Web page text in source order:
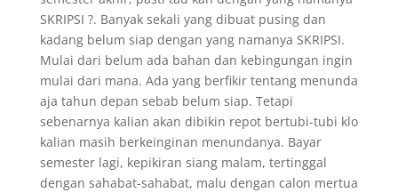
SKRIPSI ?. Banyak sekali yang dibuat pusing dan
kadang belum siap dengan yang namanya SKRIPSI.
Mulai dari belum ada bahan dan kebingungan ingin
mulai dari mana. Ada yang berfikir tentang menunda
aja tahun depan sebab belum siap. Tetapi
sebenarnya kalian akan dibikin repot bertubi-tubi klo
kalian masih berkeinginan menundanya. Bayar
semester lagi, kepikiran siang malam, tertinggal
dengan sahabat-sahabat, malu dengan calon mertua